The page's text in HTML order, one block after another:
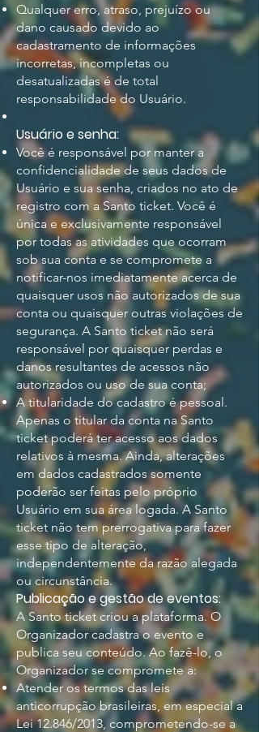
Qualquer erro, atraso, prejuízo ou
dano causado devido ao
cadastramento de informações
incorretas, incompletas ou
desatualizadas é de total
responsabilidade do Usuário.
Usuário e senha:
Você é responsável por manter a
confidencialidade de seus dados de
Usuário e sua senha, criados no ato de
registro com a Santo ticket. Você é
única e exclusivamente responsável
por todas as atividades que ocorram
sob sua conta e se compromete a
notificar-nos imediatamente acerca de
quaisquer usos não autorizados de sua
conta ou quaisquer outras violações de
segurança. A Santo ticket não será
responsável por quaisquer perdas e
danos resultantes de acessos não
autorizados ou uso de sua conta;
A titularidade do cadastro é pessoal.
Apenas o titular da conta na Santo
ticket poderá ter acesso aos dados
relativos à mesma. Ainda, alterações
em dados cadastrados somente
poderão ser feitas pelo próprio
Usuário em sua área logada. A Santo
ticket não tem prerrogativa para fazer
esse tipo de alteração,
independentemente da razão alegada
ou circunstância.
Publicação e gestão de eventos:
A Santo ticket criou a plataforma. O
Organizador cadastra o evento e
publica seu conteúdo. Ao fazê-lo, o
Organizador se compromete a:
Atender os termos das leis
anticorrupção brasileiras, em especial a
Lei 12.846/2013, comprometendo-se a